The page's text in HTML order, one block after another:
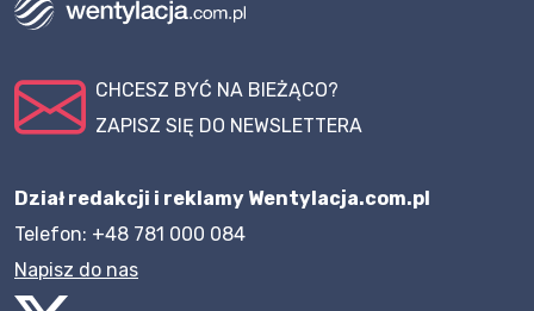
CHCESZ BYĆ NA BIEŻĄCO?
ZAPISZ SIĘ DO NEWSLETTERA
Dział redakcji i reklamy Wentylacja.com.pl
Telefon: +48 781 000 084
Napisz do nas